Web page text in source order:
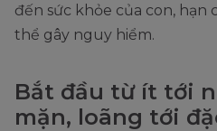
đến sức khỏe của con, hạn
thể gây nguy hiểm.
Bắt đầu từ ít tới
mặn, loãng tới